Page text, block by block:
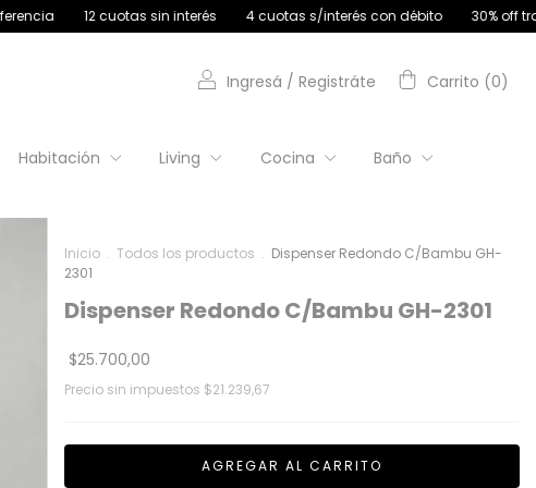
12 cuotas sin interés 4 cuotas s/interés con débito 30% off transferencia
Ingresá / Registráte Carrito (0)
Habitación Living Cocina
Baño
Inicio . Todos los productos . Dispenser Redondo C/Bambu GH-
2301
Dispenser Redondo C/Bambu GH-2301
$25.700,00
Precio sin impuestos $21.239,67